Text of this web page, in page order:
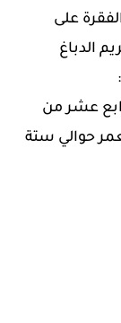
على
الدباغ
عشر من
من العمر حوالي ستة